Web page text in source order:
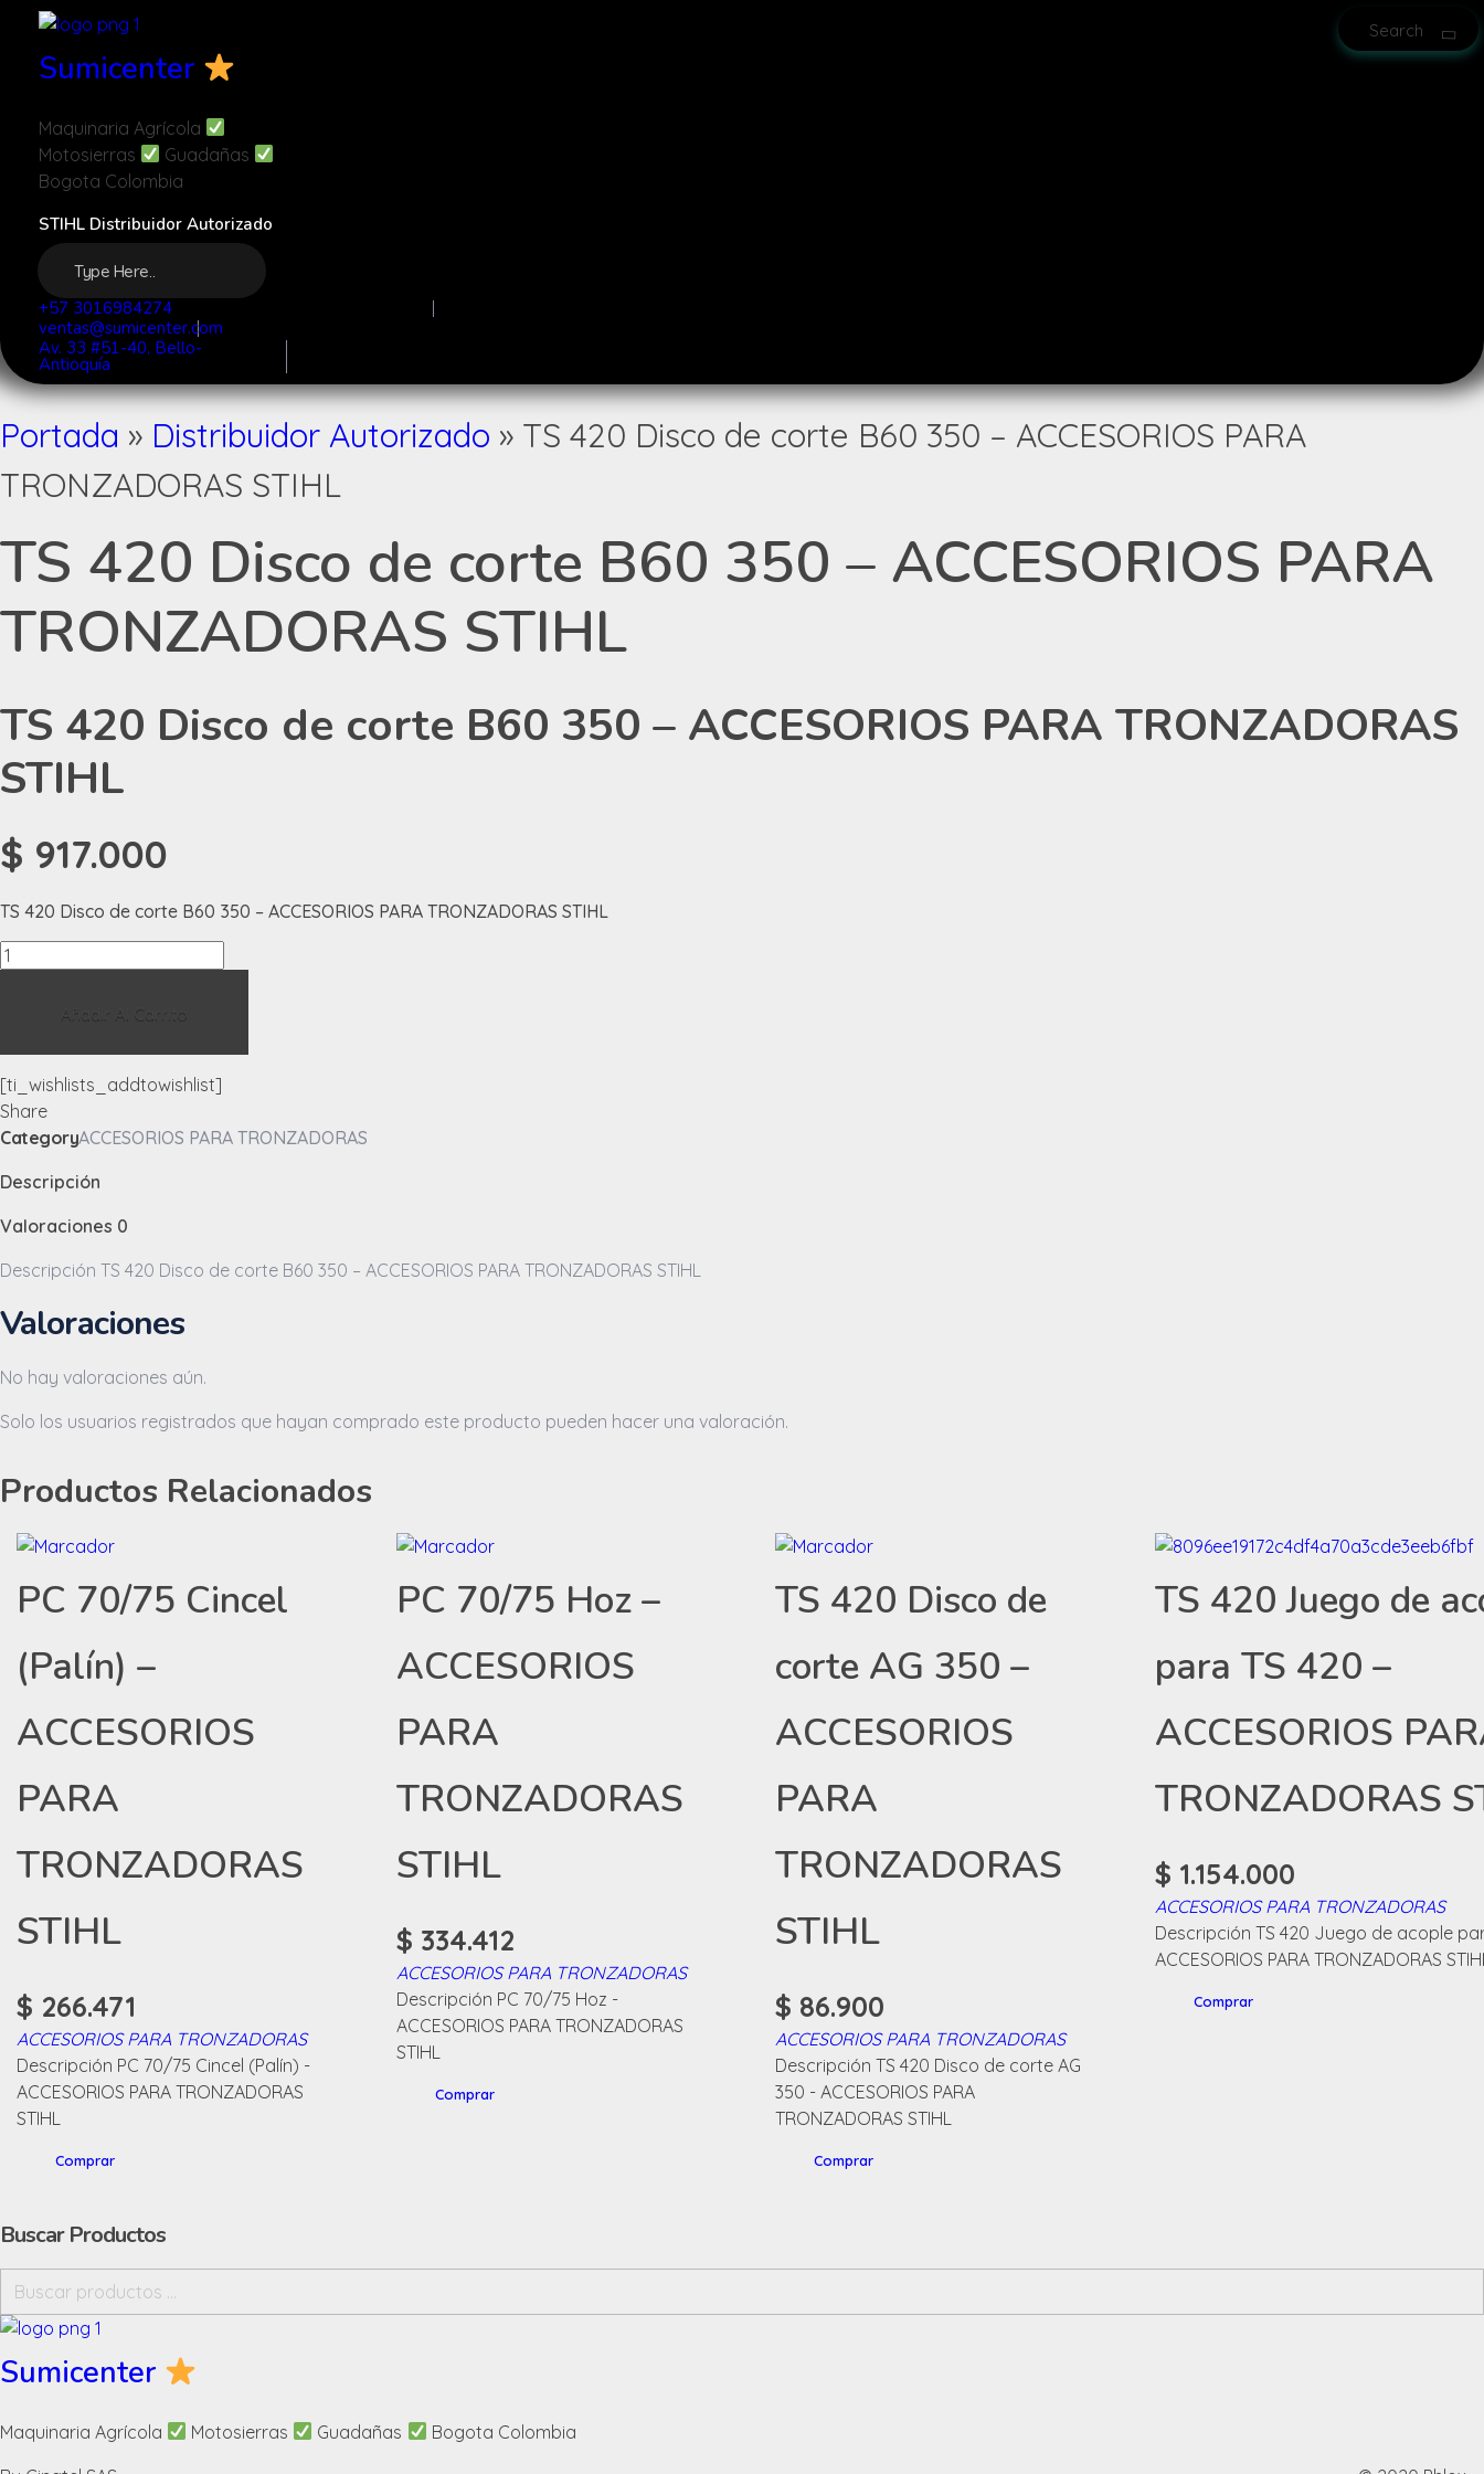
Sumicenter
Maquinaria Agrícola
Motosierras
Guadañas
Bogota Colombia
STIHL Distribuidor Autorizado
+57 3016984274 ​
ventas@sumicenter.com
Av. 33 #51-40, Bello-
Antioquía
Portada » Distribuidor Autorizado » TS 420 Disco de corte B60 350 – ACCESORIOS PARA
TRONZADORAS STIHL
TS 420 Disco de corte B60 350 – ACCESORIOS PARA
TRONZADORAS STIHL
TS 420 Disco de corte B60 350 – ACCESORIOS PARA TRONZADORAS
STIHL
$ 917.000
TS 420 Disco de corte B60 350 – ACCESORIOS PARA TRONZADORAS STIHL
TS
corte
B60
350
-
PARA
TRONZADORAS
quantity
Añadir Al Carrito
[ti_wishlists_addtowishlist]
Share
CategoryACCESORIOS PARA TRONZADORAS
Descripción
Valoraciones 0
Descripción TS 420 Disco de corte B60 350 – ACCESORIOS PARA TRONZADORAS STIHL
Valoraciones
No hay valoraciones aún.
Solo los usuarios registrados que hayan comprado este producto pueden hacer una valoración.
Productos Relacionados
PC 70/75 Cincel
(Palín) –
ACCESORIOS
PARA
TRONZADORAS
STIHL
$ 266.471
ACCESORIOS PARA TRONZADORAS
Descripción PC 70/75 Cincel (Palín) -
ACCESORIOS PARA TRONZADORAS
STIHL
Comprar
PC 70/75 Hoz –
ACCESORIOS
PARA
TRONZADORAS
STIHL
$ 334.412
ACCESORIOS PARA TRONZADORAS
Descripción PC 70/75 Hoz -
ACCESORIOS PARA TRONZADORAS
STIHL
Comprar
TS 420 Disco de
corte AG 350 –
ACCESORIOS
PARA
TRONZADORAS
STIHL
$ 86.900
ACCESORIOS PARA TRONZADORAS
Descripción TS 420 Disco de corte AG
350 - ACCESORIOS PARA
TRONZADORAS STIHL
Comprar
TS 420 Juego de
para TS 420 –
ACCESORIOS
TRONZADORAS
$ 1.154.000
ACCESORIOS PARA TRONZADORAS
Descripción TS 420 Juego de acople
ACCESORIOS PARA TRONZADORAS
Comprar
Buscar Productos
Sumicenter
Maquinaria Agrícola Motosierras Guadañas
Bogota Colombia